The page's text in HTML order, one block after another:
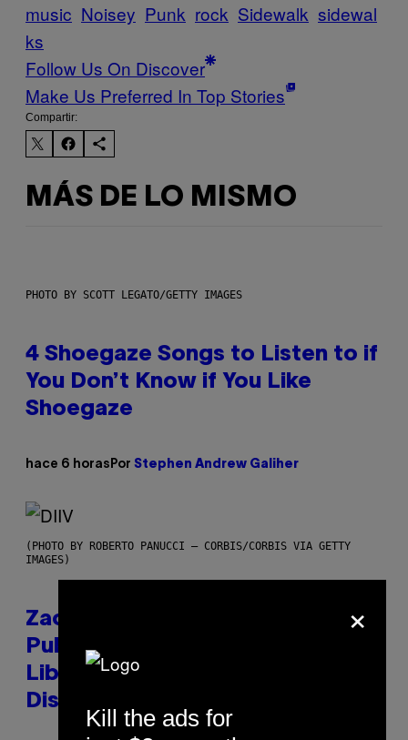
music Noisey Punk rock Sidewalk sidewal
ks
Follow Us On Discover
Make Us Preferred In Top Stories
Compartir:
MÁS DE LO MISMO
PHOTO BY SCOTT LEGATO/GETTY IMAGES
4 Shoegaze Songs to Listen to if
You Don’t Know if You Like
Shoegaze
hace 6 horas Por Stephen Andrew Galiher
(PHOTO BY ROBERTO PANUCCI – CORBIS/CORBIS VIA GETTY
IMAGES)
Zachary Cole Smith Wants a
Publicly Owned Music Streaming
Library Built on Spotify’s
Dismantled Bones
×
Kill the ads for